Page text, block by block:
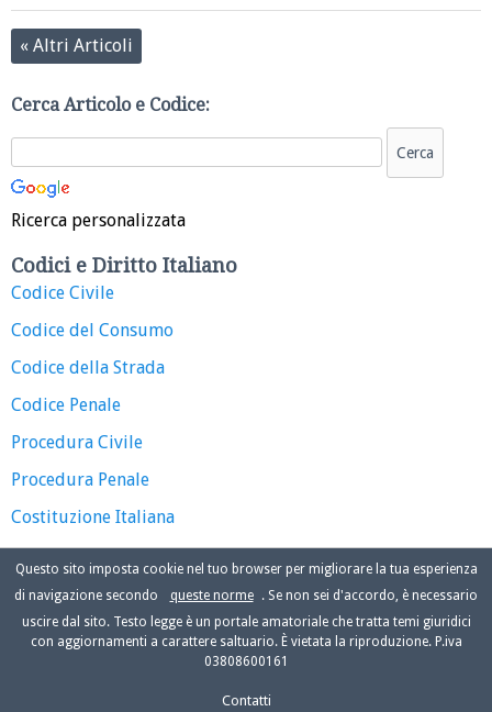
« Altri Articoli
Cerca Articolo e Codice:
Ricerca personalizzata
Codici e Diritto Italiano
Codice Civile
Codice del Consumo
Codice della Strada
Codice Penale
Procedura Civile
Procedura Penale
Costituzione Italiana
Questo sito imposta cookie nel tuo browser per migliorare la tua esperienza
di navigazione secondo
queste norme
. Se non sei d'accordo, è necessario
uscire dal sito. Testo legge è un portale amatoriale che tratta temi giuridici
con aggiornamenti a carattere saltuario. È vietata la riproduzione. P.iva
03808600161
Contatti